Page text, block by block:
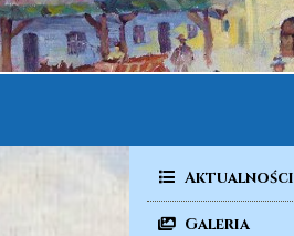
Aktualności
Galeria